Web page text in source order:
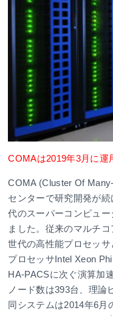
COMAは2019年3月に運
COMA (Cluster Of
センターで研究開発が
代のスーパーコンピュ
ました。従来のマルチ
世代の高性能プロセッ
プロセッサIntel Xeon
HA-PACSに次ぐ演算加
ノード数は393台、理論
同システムは2014年6月